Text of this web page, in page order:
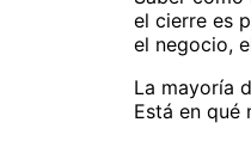
el cierre es
el negocio,
La mayoría
Está en qué